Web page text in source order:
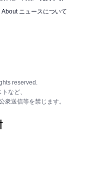
About ニュースについて
reserved.
など、
衆送信等を禁じます。